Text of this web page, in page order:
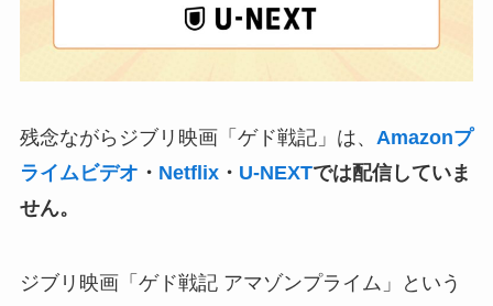
残念ながらジブリ映画「ゲド戦記」は、 Amazonプ
ライムビデオ ・ Netflix・ U-NEXTでは配信していま
せん。
ジブリ映画「ゲド戦記 アマゾンプライム」という